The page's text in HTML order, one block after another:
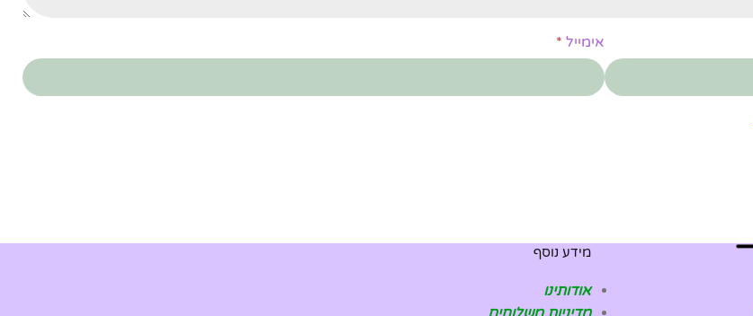
אימייל *
מידע נוסף
אודותינו